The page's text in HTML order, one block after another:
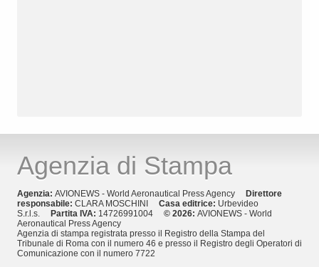
Agenzia di Stampa
Agenzia: AVIONEWS - World Aeronautical Press Agency Direttore
responsabile: CLARA MOSCHINI Casa editrice: Urbevideo
S.r.l.s. Partita IVA: 14726991004 © 2026: AVIONEWS - World
Aeronautical Press Agency
Agenzia di stampa registrata presso il Registro della Stampa del
Tribunale di Roma con il numero 46 e presso il Registro degli Operatori di
Comunicazione con il numero 7722